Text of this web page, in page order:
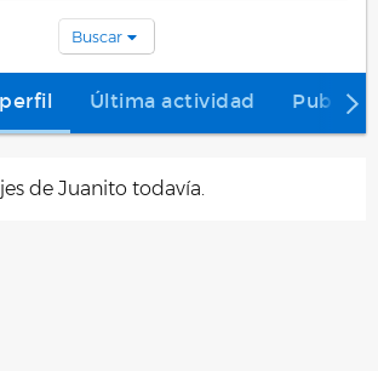
Buscar
Última actividad
de Juanito todavía.